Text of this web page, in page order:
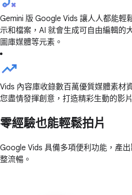
Gemini 版 Google Vids 讓人人都能輕
示和檔案，AI 就會生成可自由編輯的
圖庫媒體等元素。
Vids 內容庫收錄數百萬優質媒體素材
您盡情發揮創意，打造精彩生動的影
零經驗也能輕鬆拍片
Google Vids 具備多項便利功能，產
整流暢。